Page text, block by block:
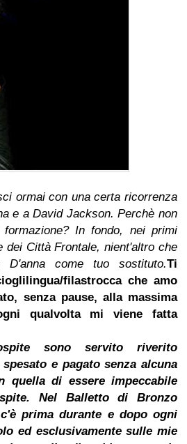
ormai con una certa ricorrenza
e a David Jackson. Perchè non
In fondo, nei primi
dei Città Frontale, nient'altro che
come tuo sostituto.Ti
filastrocca che amo
senza pause, alla massima
qualvolta mi viene fatta
sono servito riverito
e pagato senza alcuna
quella di essere impeccabile
Nel Balletto di Bronzo
prima durante e dopo ogni
ed esclusivamente sulle mie